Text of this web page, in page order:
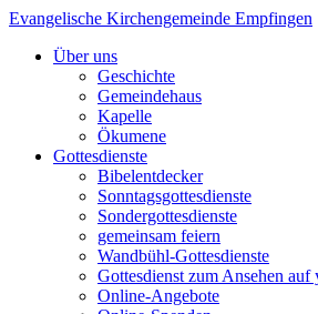
Evangelische Kirchengemeinde Empfingen
Über uns
Geschichte
Gemeindehaus
Kapelle
Ökumene
Gottesdienste
Bibelentdecker
Sonntagsgottesdienste
Sondergottesdienste
gemeinsam feiern
Wandbühl-Gottesdienste
Gottesdienst zum Ansehen auf
Online-Angebote